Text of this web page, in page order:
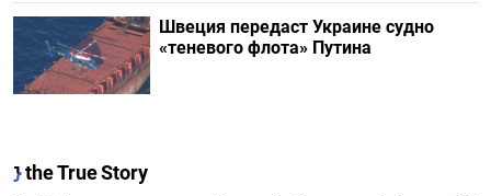
Швеция передаст Украине судно
«теневого флота» Путина